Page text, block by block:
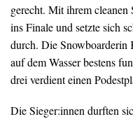
gerecht. Mit ihrem cleanen
ins Finale und setzte sich
durch. Die Snowboarderin
auf dem Wasser bestens
drei verdient einen
Die Sieger:innen durften